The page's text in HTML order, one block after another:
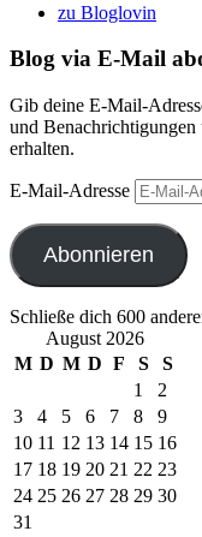
zu Bloglovin
Blog via E-Mail
Gib deine E-Mail-
und
erhalten.
E-Mail-Adresse
Abonnieren
Schließe dich 600
August 2026
M D M D F S
S
1
2
3
4 5 6 7 8
9
10 11 12 13 14 15 16
17 18 19 20 21 22 23
24 25 26 27 28 29 30
31